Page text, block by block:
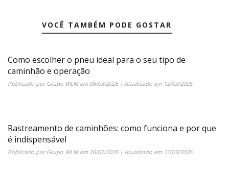
VOCÊ TAMBÉM PODE GOSTAR
Como escolher o pneu ideal para o seu tipo de
caminhão e operação
Publicado porGrupo WLMem 06/03/2026| Atualizado em 12/03/2026
Rastreamento de caminhões: como funciona e por que
é indispensável
Publicado porGrupo WLMem 26/02/2026| Atualizado em 12/03/2026